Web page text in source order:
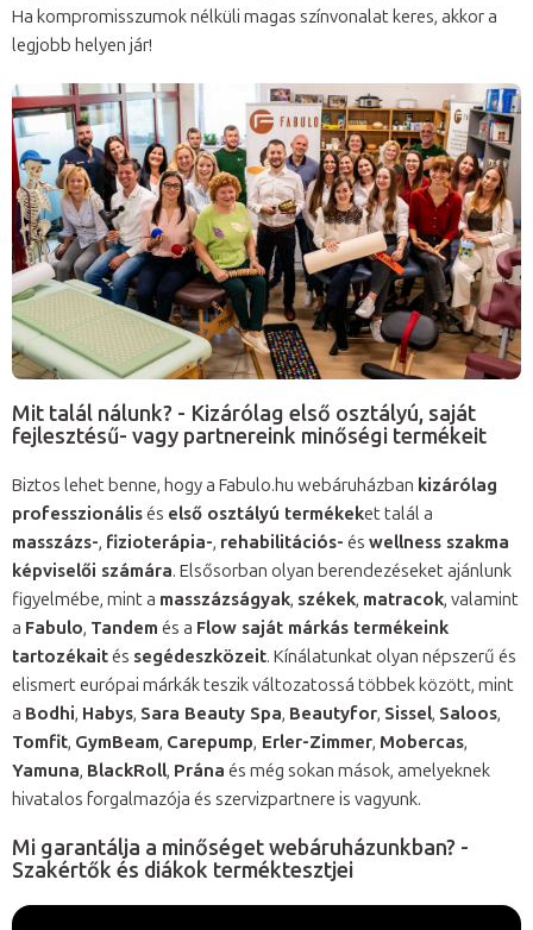
Ha kompromisszumok nélküli magas színvonalat keres, akkor a
legjobb helyen jár!
Mit talál nálunk? - Kizárólag első osztályú, saját
fejlesztésű- vagy partnereink minőségi termékeit
Biztos lehet benne, hogy a Fabulo.hu webáruházban kizárólag
professzionálisés első osztályú termékeket talál a
masszázs-, fizioterápia-, rehabilitációs- és wellness szakma
képviselői számára. Elsősorban olyan berendezéseket ajánlunk
figyelmébe, mint a masszázságyak, székek, matracok, valamint
a Fabulo, Tandem és a Flow saját márkás termékeink
tartozékaités segédeszközeit. Kínálatunkat olyan népszerű és
elismert európai márkák teszik változatossá többek között, mint
a Bodhi, Habys, Sara Beauty Spa, Beautyfor, Sissel, Saloos,
Tomfit, GymBeam, Carepump, Erler-Zimmer, Mobercas,
Yamuna, BlackRoll, Prána és még sokan mások, amelyeknek
hivatalos forgalmazója és szervizpartnere is vagyunk.
Mi garantálja a minőséget webáruházunkban? -
Szakértők és diákok terméktesztjei